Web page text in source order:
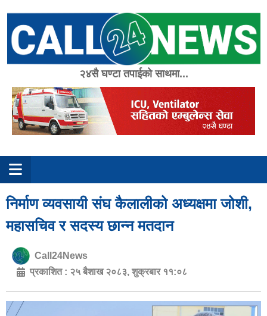
content
२४सै घण्टा तपाईको साथमा...
निर्माण व्यवसायी संघ कैलालीको अध्यक्षमा जोशी,
महासचिव र सदस्य छान्न मतदान
Call24News
प्रकाशित : २५ बैशाख २०८३, शुक्रबार ११:०८